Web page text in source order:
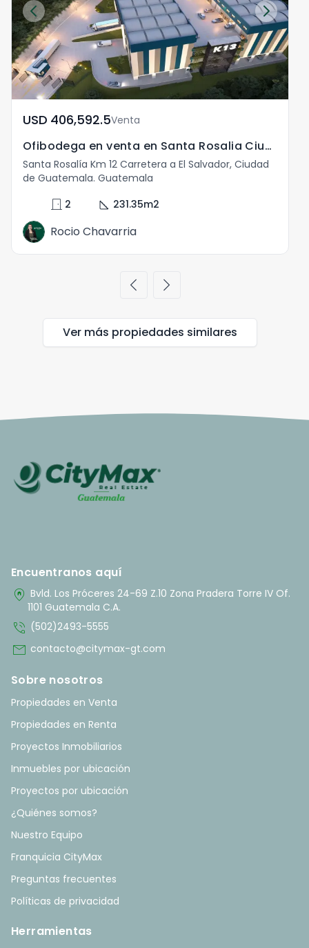
USD	406,592.5Venta
Ofibodega en venta en Santa Rosalia Ciudad de Guatemala
Santa Rosalía Km 12 Carretera a El Salvador, Ciudad
de Guatemala. Guatemala
door_front 2 square_foot 231.35m2
Rocio Chavarria
chevron_left chevron_right
Ver más propiedades similares
Encuentranos aquí
home_pin Bvld. Los Próceres 24-69 Z.10 Zona Pradera Torre IV Of.
1101 Guatemala C.A.
phone_in_talk (502)2493-5555
mail contacto@citymax-gt.com
Sobre nosotros
Propiedades en Venta
Propiedades en Renta
Proyectos Inmobiliarios
Inmuebles por ubicación
Proyectos por ubicación
¿Quiénes somos?
Nuestro Equipo
Franquicia CityMax
Preguntas frecuentes
Políticas de privacidad
Herramientas